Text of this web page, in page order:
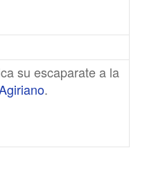
su escaparate a la
.